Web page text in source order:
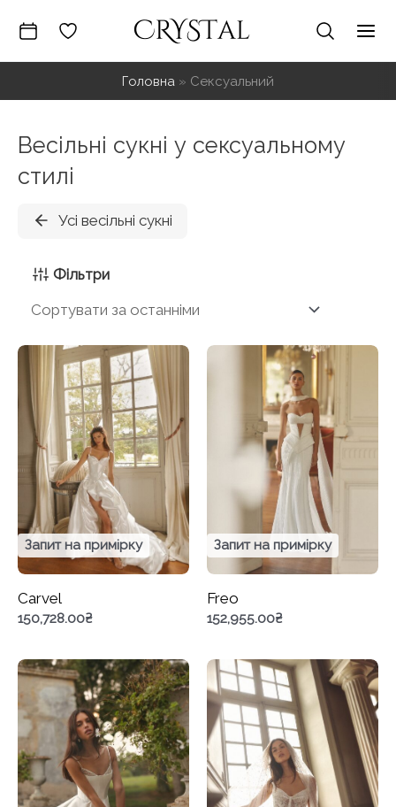
вмісту
Головна » Сексуальний
Весільні сукні у сексуальному
стилі
Усі весільні сукні
Фільтри
Запит на примірку
Carvel
150,728.00₴
Запит на примірку
Freo
152,955.00₴